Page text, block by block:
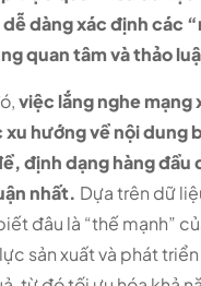
dàng xác định các
quan tâm và thảo
việc lắng nghe mạng
xu hướng về nội dung
định dạng hàng đầu
nhất. Dựa trên dữ
đâu là “thế mạnh”
sản xuất và phát